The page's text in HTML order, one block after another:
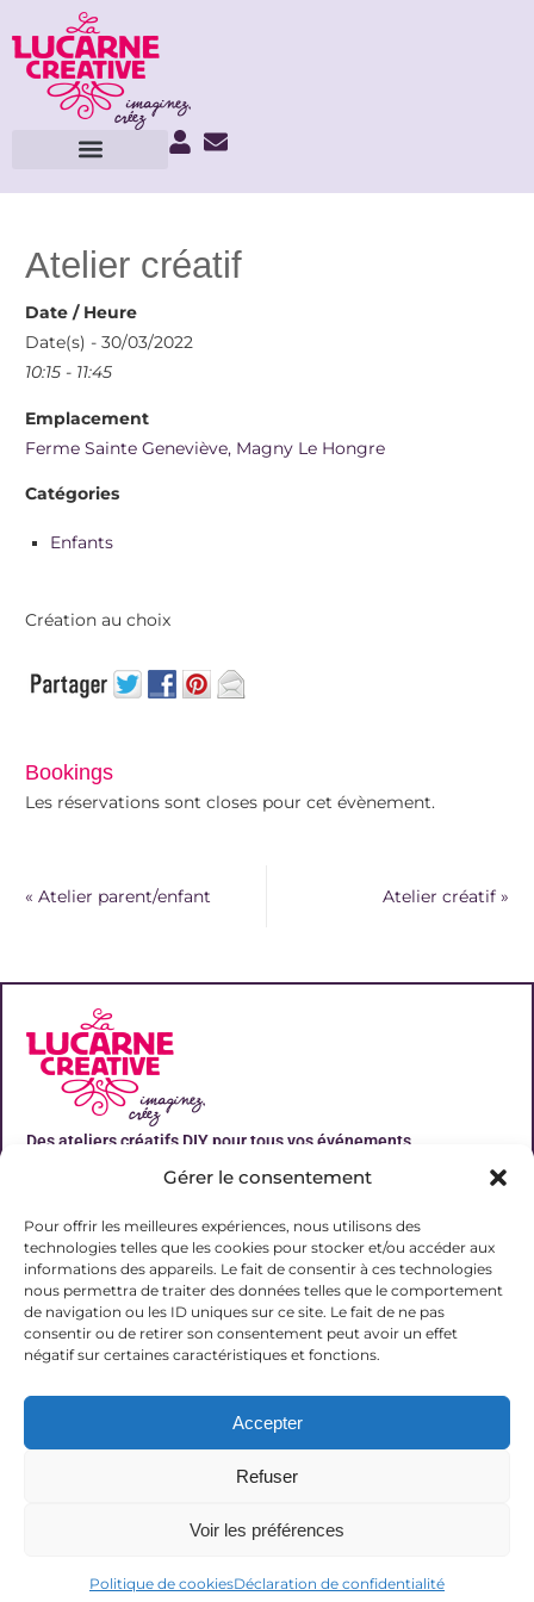
Gérer le consentement
Pour offrir les meilleures expériences, nous utilisons des
technologies telles que les cookies pour stocker et/ou accéder aux
informations des appareils. Le fait de consentir à ces technologies
nous permettra de traiter des données telles que le comportement
de navigation ou les ID uniques sur ce site. Le fait de ne pas
consentir ou de retirer son consentement peut avoir un effet
négatif sur certaines caractéristiques et fonctions.
Accepter
Refuser
Voir les préférences
Politique de cookiesDéclaration de confidentialité
Atelier créatif
Date / Heure
Date(s) - 30/03/2022
10:15 - 11:45
Emplacement
Ferme Sainte Geneviève, Magny Le Hongre
Catégories
Enfants
Création au choix
Bookings
Les réservations sont closes pour cet évènement.
« Atelier parent/enfant Atelier créatif »
Des ateliers créatifs DIY pour tous vos événements
Liens utiles
Contact
06 31 19 51 92
contact@lalucarnecreative.fr
77700 Magny le Hongre